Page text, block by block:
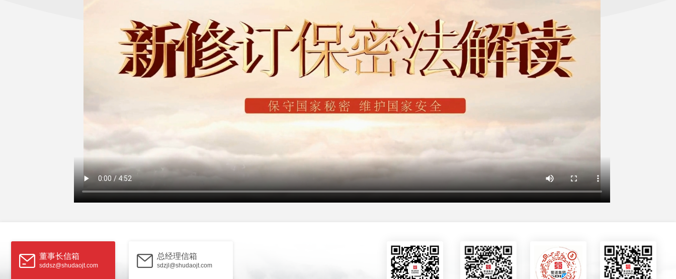
董事长信箱
sddsz@shudaojt.com
总经理信箱
sdzjl@shudaojt.com